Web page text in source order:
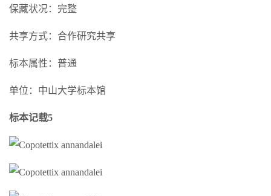
保藏状况：完整
共享方式：合作研究共享
标本属性：普通
单位：中山大学标本馆
标本记载5